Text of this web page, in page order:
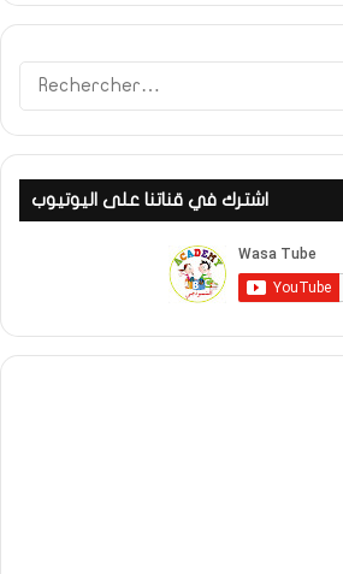
اشترك في قناتنا على اليوتيوب